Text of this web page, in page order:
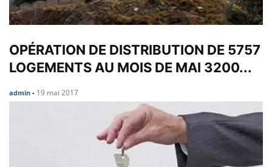
OPÉRATION DE DISTRIBUTION DE 5757
LOGEMENTS AU MOIS DE MAI 3200...
admin - 19 mai 2017